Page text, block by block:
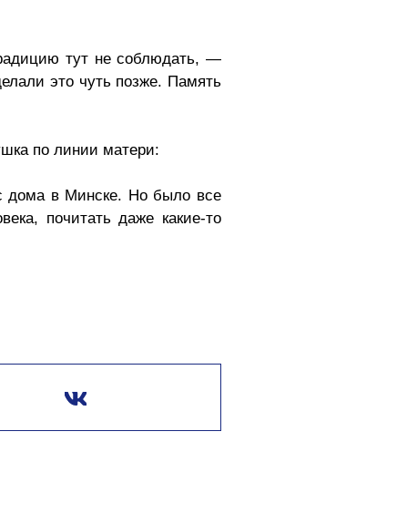
тут не соблюдать, —
это чуть позже. Память
по линии матери:
дома в Минске. Но было все
почитать даже какие-то